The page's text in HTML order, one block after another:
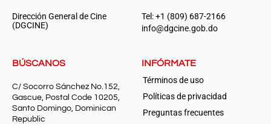
Dirección General de Cine
(DGCINE)
Tel: +1 (809) 687-2166
info@dgcine.gob.do
BÚSCANOS
C/ Socorro Sánchez No.152,
Gascue, Postal Code 10205,
Santo Domingo, Dominican
Republic
INFÓRMATE
Términos de uso
Políticas de privacidad
Preguntas frecuentes